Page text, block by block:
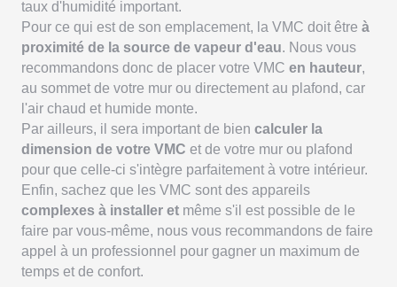
taux d'humidité important.
Pour ce qui est de son emplacement, la VMC doit être à
proximité de la source de vapeur d'eau. Nous vous
recommandons donc de placer votre VMC en hauteur,
au sommet de votre mur ou directement au plafond, car
l'air chaud et humide monte.
Par ailleurs, il sera important de bien calculer la
dimension de votre VMC et de votre mur ou plafond
pour que celle-ci s'intègre parfaitement à votre intérieur.
Enfin, sachez que les VMC sont des appareils
complexes à installer et même s'il est possible de le
faire par vous-même, nous vous recommandons de faire
appel à un professionnel pour gagner un maximum de
temps et de confort.